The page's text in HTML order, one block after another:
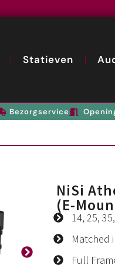
Statieven
Bezorgservice
NiSi
(E-
14, 25,
Matched
Full